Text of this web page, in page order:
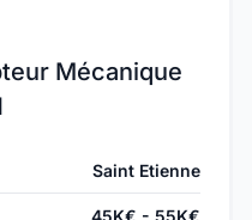
Mécanique
Saint Etienne
45K€ - 55K€